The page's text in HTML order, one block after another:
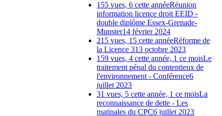
155 vues, 6 cette annéeRéunion
information licence droit EEID -
double diplôme Essex-Grenade-
Munster14 février 2024
215 vues, 15 cette annéeRéforme de
la Licence 313 octobre 2023
159 vues, 4 cette année, 1 ce moisLe
traitement pénal du contentieux de
l'environnement - Conférence6
juillet 2023
31 vues, 5 cette année, 1 ce moisLa
reconnaissance de dette - Les
matinales du CPC6 juillet 2023